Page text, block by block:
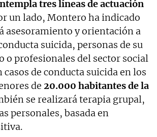
tres líneas de actuación
un lado, Montero ha indicado
asesoramiento y orientación a
suicida, personas de su
o profesionales del sector social
casos de conducta suicida en los
de 20.000 habitantes de la
se realizará terapia grupal,
personales, basada en